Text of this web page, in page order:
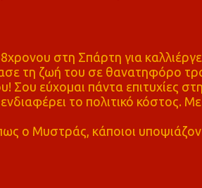
στη Σπάρτη για
τη ζωή του σε θανατηφόρο
Σου εύχομαι πάντα επιτυχίες
το πολιτικό κόστος.
ο Μυστράς, κάποιοι